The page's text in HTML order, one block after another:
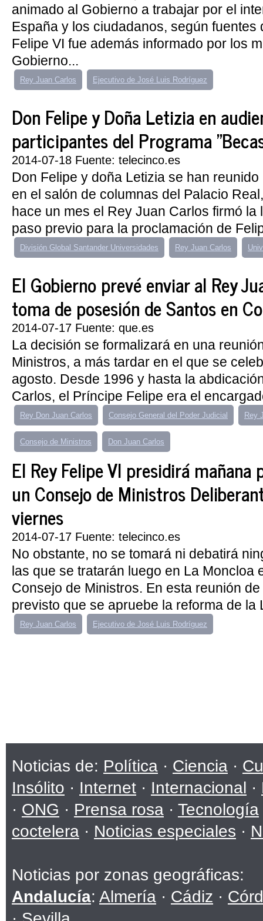
animado al Gobierno a trabajar por el
España y los ciudadanos, según fuentes
Felipe VI fue además informado por los
Gobierno...
Rey Juan Carlos Ejecutivo de José Luis Rodríguez
Don Felipe y Doña Letizia en
participantes del Programa
2014-07-18 Fuente: telecinco.es
Don Felipe y doña Letizia se han
en el salón de columnas del Palacio
hace un mes el Rey Juan Carlos firmó la
paso previo para la proclamación de
División Global Santander Universidades Rey Juan Carlos
El Gobierno prevé enviar al Rey
toma de posesión de Santos en
2014-07-17 Fuente: que.es
La decisión se formalizará en una
Ministros, a más tardar en el que se
agosto. Desde 1996 y hasta la
Carlos, el Príncipe Felipe era el
Rey Don Juan Carlos Consejo General del Poder Judicial Rey
Consejo de Ministros Don Juan Carlos
El Rey Felipe VI presidirá
un Consejo de Ministros
viernes
2014-07-17 Fuente: telecinco.es
No obstante, no se tomará ni debatirá
las que se tratarán luego en La Moncloa
Consejo de Ministros. En esta reunión
previsto que se apruebe la reforma de la
Rey Juan Carlos Ejecutivo de José Luis Rodríguez
Noticias de: Política · Ciencia ·
Insólito · Internet · Internacional ·
· ONG · Prensa rosa · Tecnología
coctelera · Noticias especiales ·
Noticias por zonas geográficas:
Andalucía: Almería · Cádiz ·